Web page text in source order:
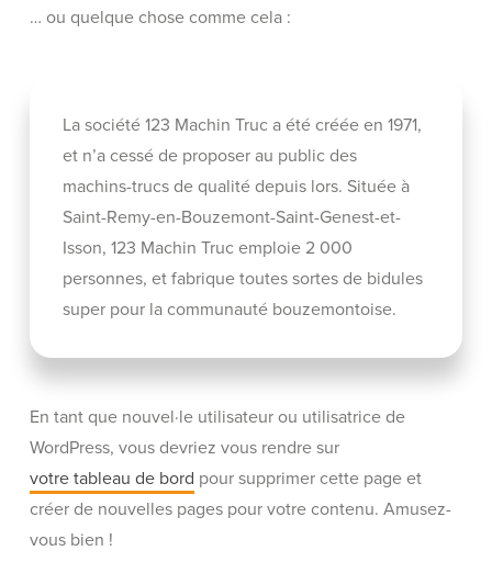
… ou quelque chose comme cela :
La société 123 Machin Truc a été créée en 1971,
et n’a cessé de proposer au public des
machins-trucs de qualité depuis lors. Située à
Saint-Remy-en-Bouzemont-Saint-Genest-et-
Isson, 123 Machin Truc emploie 2 000
personnes, et fabrique toutes sortes de bidules
super pour la communauté bouzemontoise.
En tant que nouvel·le utilisateur ou utilisatrice de
WordPress, vous devriez vous rendre sur
votre tableau de bord pour supprimer cette page et
créer de nouvelles pages pour votre contenu. Amusez-
vous bien !